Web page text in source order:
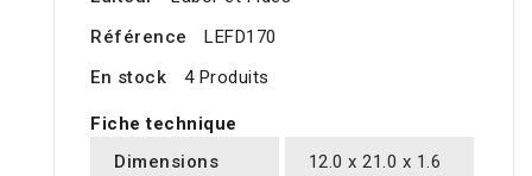
Référence
LEFD170
En stock
4 Produits
Fiche technique
Dimensions
12.0 x 21.0 x 1.6